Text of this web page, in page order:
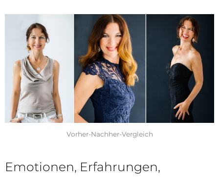
Vorher-Nachher-Vergleich
Emotionen, Erfahrungen,